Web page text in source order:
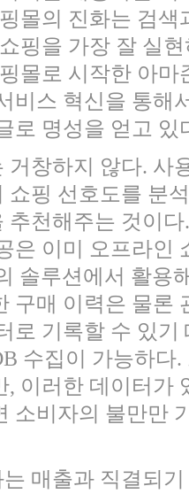
몰의 진화는 검
핑을 가장 잘 실
몰로 시작한 아
비스 혁신을 통해
로 명성을 얻고 있
거창하지 않다. 사
쇼핑 선호도를 분
추천해주는 것이
은 이미 오프라인
솔루션에서 활용
구매 이력은 물론
로 기록할 수 있
수집이 가능하다
, 이러한 데이터가
소비자의 불만만
매출과 직결되